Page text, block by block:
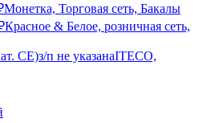
Монетка, Торговая сеть, Бакалы
Красное & Белое, розничная сеть,
CE)з/п не указанаITECO,